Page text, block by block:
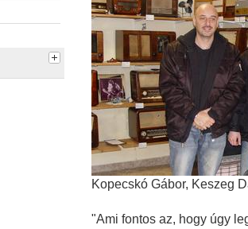
Kopecskó Gábor, Keszeg
"Ami fontos az, hogy úgy